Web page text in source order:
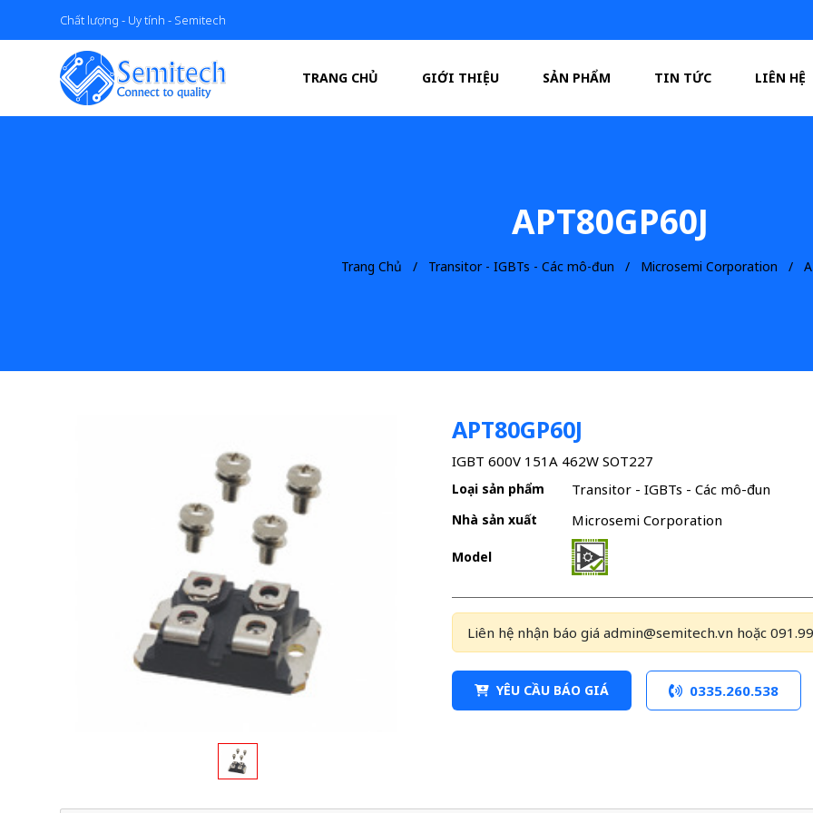
Chất lượng - Uy tính - Semitech
TRANG CHỦ GIỚI THIỆU SẢN PHẨM TIN TỨC LIÊN HỆ
APT80GP60J
Trang Chủ Transitor - IGBTs - Các mô-đun Microsemi Corporation
APT80GP60J
IGBT 600V 151A 462W SOT227
Loại sản phẩm Transitor - IGBTs - Các mô-đun
Nhà sản xuất Microsemi Corporation
Model
Liên hệ nhận báo giá admin@semitech.vn hoặc
YÊU CẦU BÁO GIÁ 0335.260.538